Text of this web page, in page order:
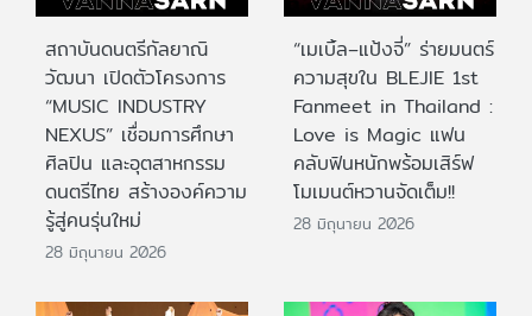
สถาบันดนตรีกัลยาณิ
วัฒนา เปิดตัวโครงการ
“MUSIC INDUSTRY
NEXUS” เชื่อมการศึกษา
ศิลปิน และอุตสาหกรรม
ดนตรีไทย สร้างองค์ความ
รู้สู่คนรุ่นใหม่
28 มิถุนายน 2026
“เมเบิ้ล–แป้งจี่” ร่ายมนตร์
ความสุขใน BLEJIE 1st
Fanmeet in Thailand :
Love is Magic แฟน
คลับฟินหนักพร้อมเสิร์ฟ
โมเมนต์หวานจัดเต็ม!!
28 มิถุนายน 2026